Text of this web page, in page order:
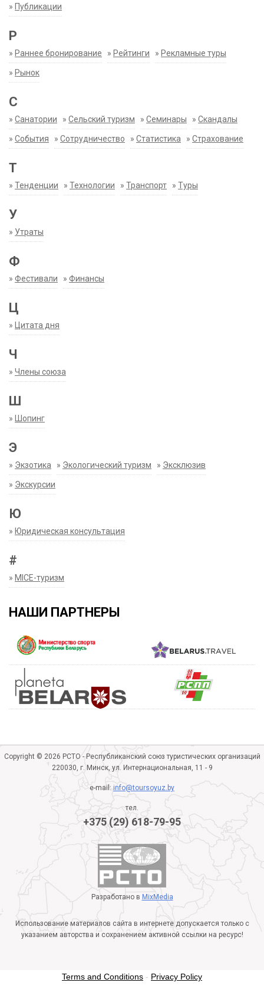
» Публикации
Р
» Раннее бронирование » Рейтинги » Рекламные туры
» Рынок
С
» Санатории » Сельский туризм » Семинары » Скандалы
» События » Сотрудничество » Статистика » Страхование
Т
» Тенденции » Технологии » Транспорт » Туры
У
» Утраты
Ф
» Фестивали » Финансы
Ц
» Цитата дня
Ч
» Члены союза
Ш
» Шопинг
Э
» Экзотика » Экологический туризм » Эксклюзив
» Экскурсии
Ю
» Юридическая консультация
#
» MICE-туризм
НАШИ ПАРТНЕРЫ
Copyright © 2026 РСТО - Республиканский союз туристических организаций
220030, г. Минск, ул. Интернациональная, 11 - 9
e-mail:info@toursoyuz.by
тел.
+375 (29) 618-79-95
Разработано в MixMedia
Использование материалов сайта в интернете допускается только с
указанием авторства и сохранением активной ссылки на ресурс!
Terms and Conditions - Privacy Policy